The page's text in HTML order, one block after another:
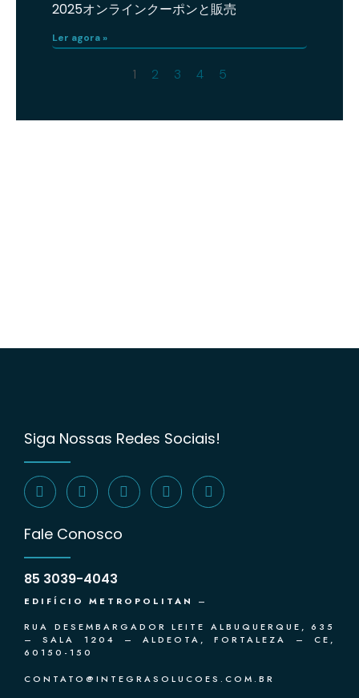
2025オンラインクーポンと販売
Ler agora »
1 2 3 4 5
Fale Conosco
85 3039-4043
EDIFÍCIO METROPOLITAN –
RUA DESEMBARGADOR LEITE ALBUQUERQUE, 635
– SALA 1204 – ALDEOTA, FORTALEZA – CE,
60150-150
CONTATO@INTEGRASOLUCOES.COM.BR
Siga Nossas Redes Sociais!